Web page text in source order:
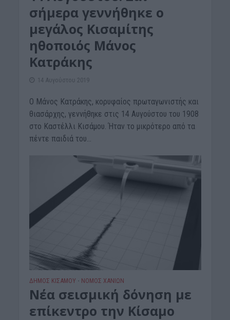
σήμερα γεννήθηκε ο
μεγάλος Κισαμίτης
ηθοποιός Μάνος
Κατράκης
14 Αυγούστου 2019
Ο Μάνος Κατράκης, κορυφαίος πρωταγωνιστής και
θιασάρχης, γεννήθηκε στις 14 Αυγούστου του 1908
στο Καστέλλι Κισάμου. Ήταν το μικρότερο από τα
πέντε παιδιά του...
ΔΉΜΟΣ ΚΙΣΆΜΟΥ • ΝΟΜΌΣ ΧΑΝΊΩΝ
Nέα σεισμική δόνηση με
επίκεντρο την Κίσαμο